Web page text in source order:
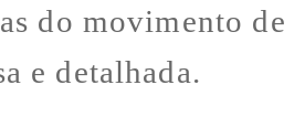
do movimento de
e detalhada.